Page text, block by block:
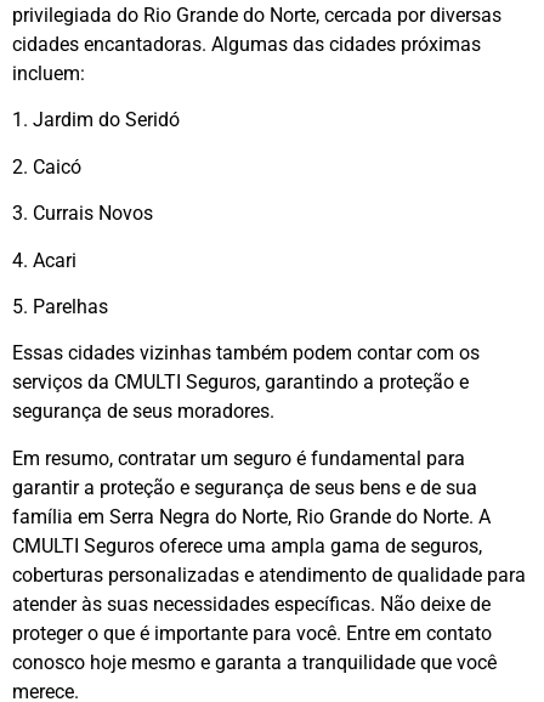
privilegiada do Rio Grande do Norte, cercada por diversas
cidades encantadoras. Algumas das cidades próximas
incluem:
1. Jardim do Seridó
2. Caicó
3. Currais Novos
4. Acari
5. Parelhas
Essas cidades vizinhas também podem contar com os
serviços da CMULTI Seguros, garantindo a proteção e
segurança de seus moradores.
Em resumo, contratar um seguro é fundamental para
garantir a proteção e segurança de seus bens e de sua
família em Serra Negra do Norte, Rio Grande do Norte. A
CMULTI Seguros oferece uma ampla gama de seguros,
coberturas personalizadas e atendimento de qualidade para
atender às suas necessidades específicas. Não deixe de
proteger o que é importante para você. Entre em contato
conosco hoje mesmo e garanta a tranquilidade que você
merece.